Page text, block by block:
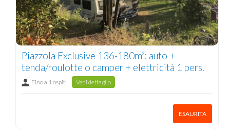
Piazzola Exclusive 136-180m²: auto +
tenda/roulotte o camper + elettricità 1 pers.
Fino a 1 ospiti Vedi dettaglio
ESAURITA